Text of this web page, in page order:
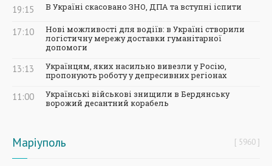
19:15 В Україні скасовано ЗНО, ДПА та вступні іспити
17:10
Нові можливості для водіїв: в Україні створили
логістичну мережу доставки гуманітарної
допомоги
13:13
Українцям, яких насильно вивезли у Росію,
пропонують роботу у депресивних регіонах
11:00
Українські військові знищили в Бердянську
ворожий десантний корабель
Маріуполь 5960